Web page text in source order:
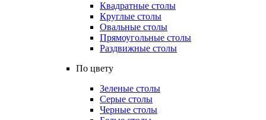
Квадратные столы
Круглые столы
Овальные столы
Прямоугольные столы
Раздвижные столы
По цвету
Зеленые столы
Серые столы
Черные столы